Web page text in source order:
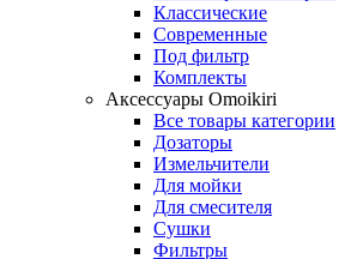
Классические
Современные
Под фильтр
Комплекты
Аксессуары Omoikiri
Все товары категории
Дозаторы
Измельчители
Для мойки
Для смесителя
Сушки
Фильтры